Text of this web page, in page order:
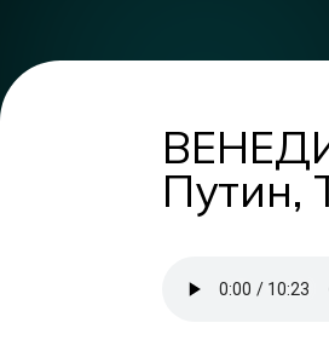
Путин,